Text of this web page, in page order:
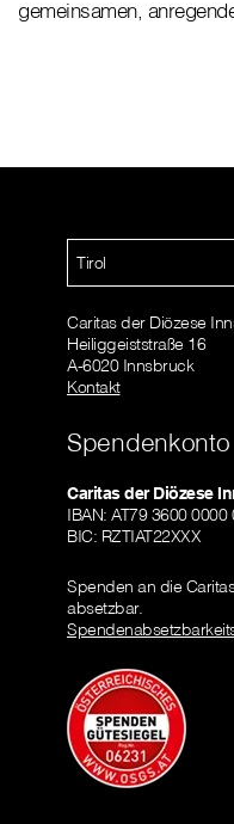
gemeinsamen,
Tirol
Caritas der Diözese
Heiliggeiststraße 16
A-6020 Innsbruck
Kontakt
Spendenkonto
Caritas der Diözese
IBAN: AT79 3600 0000
BIC: RZTIAT22XXX
Spenden an die
absetzbar.